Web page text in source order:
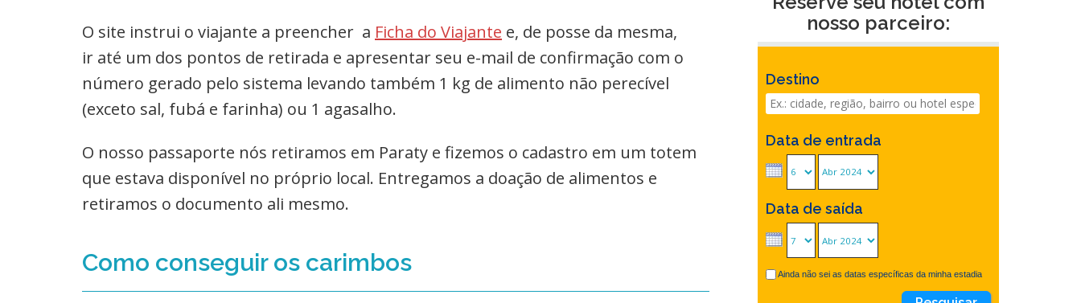
O site instrui o viajante a preencher a Ficha do Viajante e, de posse da mesma,
ir até um dos pontos de retirada e apresentar seu e-mail de confirmação com o
número gerado pelo sistema levando também 1 kg de alimento não perecível
(exceto sal, fubá e farinha) ou 1 agasalho.
O nosso passaporte nós retiramos em Paraty e fizemos o cadastro em um totem
que estava disponível no próprio local. Entregamos a doação de alimentos e
retiramos o documento ali mesmo.
Como conseguir os carimbos
nosso parceiro:
Destino
Data de entrada
Data de saída
Ainda não sei as datas específicas da minha estadia